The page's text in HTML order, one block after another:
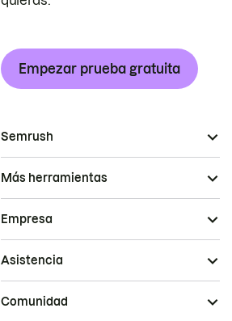
Empezar prueba gratuita
Semrush
Más herramientas
Empresa
Asistencia
Comunidad